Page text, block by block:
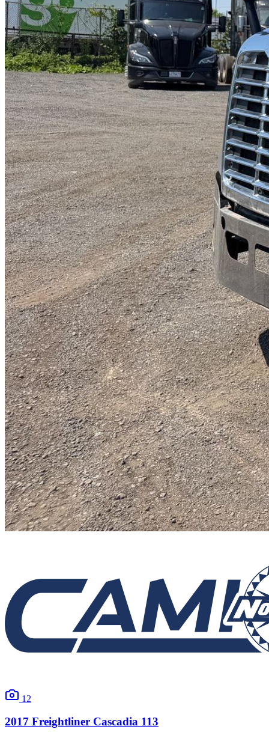
12
2017 Freightliner Cascadia 113